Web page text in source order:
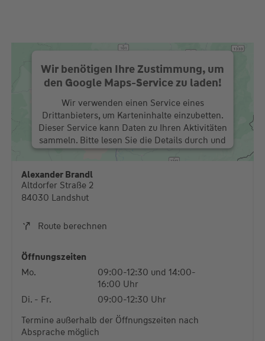
Wir benötigen Ihre Zustimmung, um
den Google Maps-Service zu laden!
Wir verwenden einen Service eines
Drittanbieters, um Karteninhalte einzubetten.
Dieser Service kann Daten zu Ihren Aktivitäten
sammeln. Bitte lesen Sie die Details durch und
stimmen Sie der Nutzung des Service zu, um
diese Karte anzuzeigen.
Mehr Informationen
Alexander Brandl
Altdorfer Straße 2
84030 Landshut
Route berechnen
Öffnungszeiten
Mo.
09:00-12:30 und 14:00-
16:00 Uhr
Di. - Fr.
09:00-12:30 Uhr
Termine außerhalb der Öffnungszeiten nach
Absprache möglich